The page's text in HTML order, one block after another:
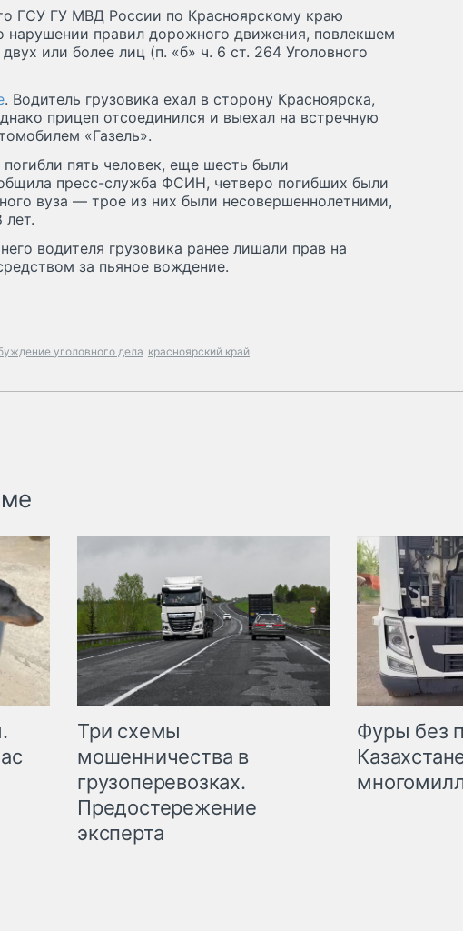
ГСУ ГУ МВД России по Красноярскому краю
нарушении правил дорожного движения, повлекшем
или более лиц (п. «б» ч. 6 ст. 264 Уголовного
. Водитель грузовика ехал в сторону Красноярска,
прицеп отсоединился и выехал на встречную
«Газель».
пять человек, еще шесть были
пресс-служба ФСИН, четверо погибших были
вуза — трое из них были несовершеннолетними,
лет.
водителя грузовика ранее лишали прав на
за пьяное вождение.
уголовного дела красноярский край
Три схемы
мошенничества в
грузоперевозках.
Предостережение
эксперта
Фуры без